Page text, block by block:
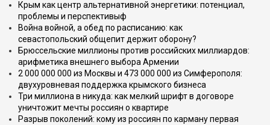
Крым как центр альтернативной энергетики: потенциал,
проблемы и перспективыф
Война войной, а обед по расписанию: как
севастопольский общепит держит оборону?
Брюссельские миллионы против российских миллиардов:
арифметика внешнего выбора Армении
2 000 000 000 из Москвы и 473 000 000 из Симферополя:
двухуровневая поддержка крымского бизнеса
Три миллиона в никуда: как мелкий шрифт в договоре
уничтожит мечты россиян о квартире
Разрыв поколений: кому из россиян по карману первая